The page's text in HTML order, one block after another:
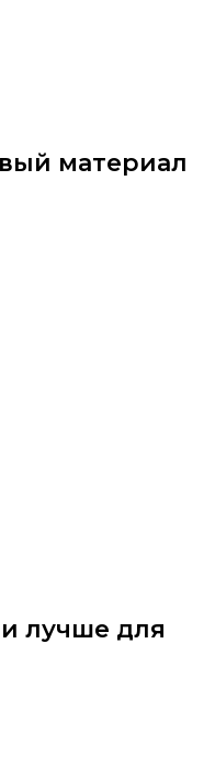
материал
лучше для